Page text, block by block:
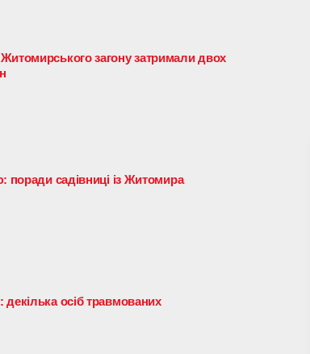
загону затримали двох
поради садівниці із Житомира
осіб травмованих